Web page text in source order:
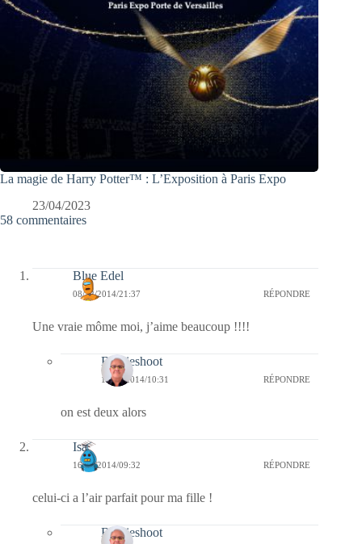
La magie de Harry Potter™ : L’Exposition à Paris Expo
23/04/2023
58 commentaires
Blue Edel
08/12/2014/21:37 RÉPONDRE
Une vraie môme moi, j’aime beaucoup !!!!
Bernieshoot
10/12/2014/10:31 RÉPONDRE
on est deux alors
Isa
16/11/2014/09:32 RÉPONDRE
celui-ci a l’air parfait pour ma fille !
Bernieshoot